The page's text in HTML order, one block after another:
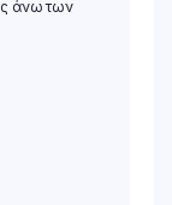
άνω των